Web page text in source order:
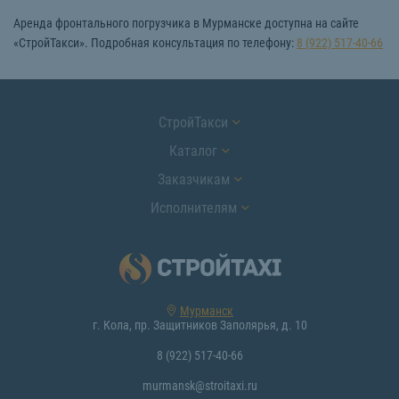
Аренда фронтального погрузчика в Мурманске доступна на сайте
«СтройТакси». Подробная консультация по телефону: 8 (922) 517-40-66
СтройТакси
Каталог
Заказчикам
Исполнителям
Мурманск
г. Кола, пр. Защитников Заполярья, д. 10
8 (922) 517-40-66
murmansk@stroitaxi.ru